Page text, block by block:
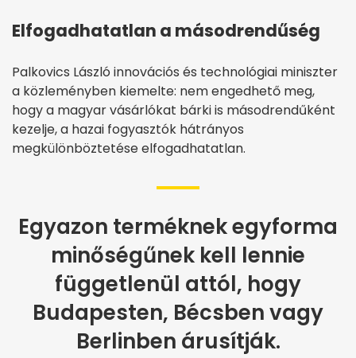
Elfogadhatatlan a másodrendűség
Palkovics László innovációs és technológiai miniszter
a közleményben kiemelte: nem engedhető meg,
hogy a magyar vásárlókat bárki is másodrendűként
kezelje, a hazai fogyasztók hátrányos
megkülönböztetése elfogadhatatlan.
Egyazon terméknek egyforma
minőségűnek kell lennie
függetlenül attól, hogy
Budapesten, Bécsben vagy
Berlinben árusítják.